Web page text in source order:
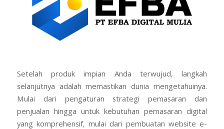
Setelah produk impian Anda terwujud, langkah
selanjutnya adalah memastikan dunia mengetahuinya.
Mulai dari pengaturan strategi pemasaran dan
penjualan hingga untuk kebutuhan pemasaran digital
yang komprehensif, mulai dari pembuatan website e-